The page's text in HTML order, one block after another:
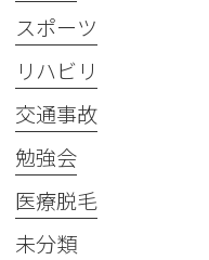
スポーツ
リハビリ
交通事故
勉強会
医療脱毛
未分類